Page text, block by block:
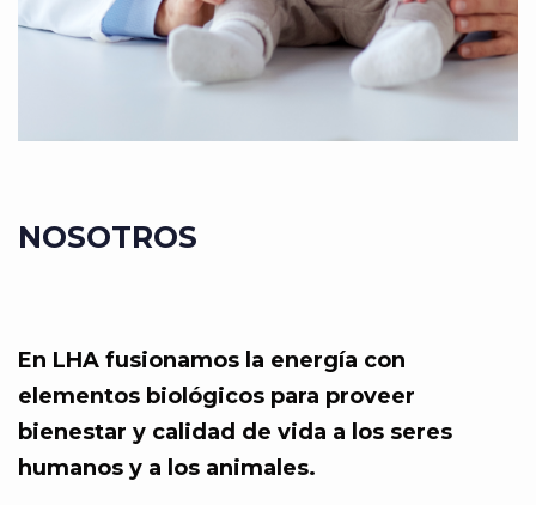
NOSOTROS
En LHA fusionamos la energía con
elementos biológicos para proveer
bienestar y calidad de vida a los seres
humanos y a los animales.